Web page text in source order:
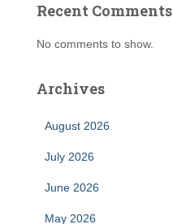
Recent Comments
No comments to show.
Archives
August 2026
July 2026
June 2026
May 2026